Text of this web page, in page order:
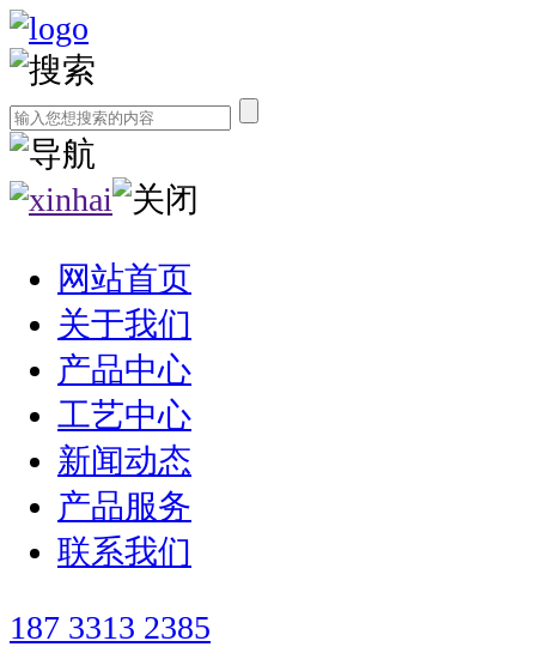
网站首页
关于我们
产品中心
工艺中心
新闻动态
产品服务
联系我们
187 3313 2385